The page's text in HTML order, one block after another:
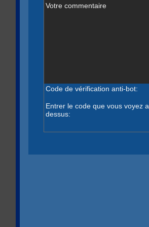
Votre commentaire
Code de vérification anti-bot:
Entrer le code que vous voyez
dessus: